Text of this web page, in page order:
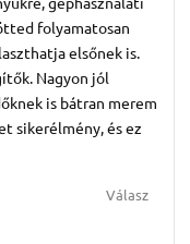
folyamatosan
elsőnek is.
Nagyon jól
is bátran merem
sikerélmény, és ez
Válasz